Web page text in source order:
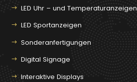
LED Uhr – und Temperaturanzeigen
LED Sportanzeigen
Sonderanfertigungen
Digital Signage
Interaktive Displays